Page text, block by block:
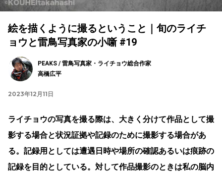
絵を描くように撮るということ｜旬のライチ
ョウと雷鳥写真家の小噺 #19
PEAKS / 雷鳥写真家・ライチョウ総合作家
高橋広平
2023年12月11日
ライチョウの写真を撮る際は、大きく分けて作品として撮
影する場合と状況証拠や記録のために撮影する場合があ
る。記録用としては遭遇日時や場所の確認あるいは痕跡の
記録を目的としている。対して作品撮影のときは私の脳内